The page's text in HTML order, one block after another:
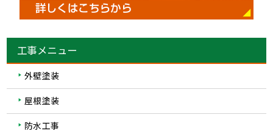
工事メニュー
外壁塗装
屋根塗装
防水工事